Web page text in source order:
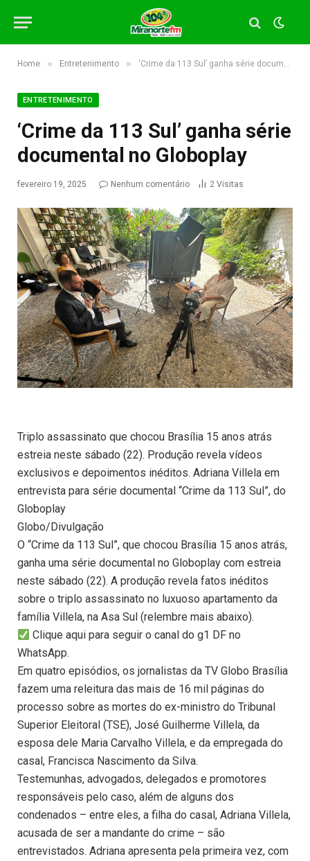
Home » Entretenimento » ‘Crime da 113 Sul’ ganha série documental no Globoplay
ENTRETENIMENTO
‘Crime da 113 Sul’ ganha série
documental no Globoplay
fevereiro 19, 2025 Nenhum comentário 2 Visitas
Triplo assassinato que chocou Brasília 15 anos atrás
estreia neste sábado (22). Produção revela vídeos
exclusivos e depoimentos inéditos. Adriana Villela em
entrevista para série documental “Crime da 113 Sul”, do
Globoplay
Globo/Divulgação
O “Crime da 113 Sul”, que chocou Brasília 15 anos atrás,
ganha uma série documental no Globoplay com estreia
neste sábado (22). A produção revela fatos inéditos
sobre o triplo assassinato no luxuoso apartamento da
família Villela, na Asa Sul (relembre mais abaixo).
Clique aqui para seguir o canal do g1 DF no
WhatsApp.
Em quatro episódios, os jornalistas da TV Globo Brasília
fazem uma releitura das mais de 16 mil páginas do
processo sobre as mortes do ex-ministro do Tribunal
Superior Eleitoral (TSE), José Guilherme Villela, da
esposa dele Maria Carvalho Villela, e da empregada do
casal, Francisca Nascimento da Silva.
Testemunhas, advogados, delegados e promotores
responsáveis pelo caso, além de alguns dos
condenados – entre eles, a filha do casal, Adriana Villela,
acusada de ser a mandante do crime – são
entrevistados. Adriana apresenta pela primeira vez, com